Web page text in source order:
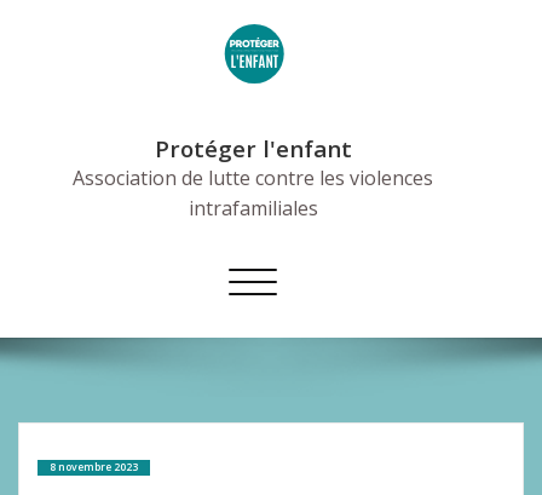
Protéger l'enfant
Association de lutte contre les violences
intrafamiliales
Afficher/masquer
la
8 novembre 2023